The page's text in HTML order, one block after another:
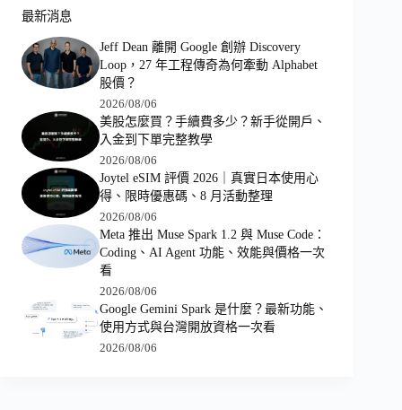
最新消息
Jeff Dean 離開 Google 創辦 Discovery
Loop，27 年工程傳奇為何牽動 Alphabet
股價？
2026/08/06
美股怎麼買？手續費多少？新手從開戶、
入金到下單完整教學
2026/08/06
Joytel eSIM 評價 2026｜真實日本使用心
得、限時優惠碼、8 月活動整理
2026/08/06
Meta 推出 Muse Spark 1.2 與 Muse Code：
Coding、AI Agent 功能、效能與價格一次
看
2026/08/06
Google Gemini Spark 是什麼？最新功能、
使用方式與台灣開放資格一次看
2026/08/06